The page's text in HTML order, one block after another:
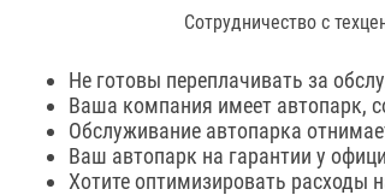
Сотрудничество с
Не готовы переплачивать за
Ваша компания имеет автопарк,
Обслуживание автопарка
Ваш автопарк на гарантии у
Хотите оптимизировать расходы